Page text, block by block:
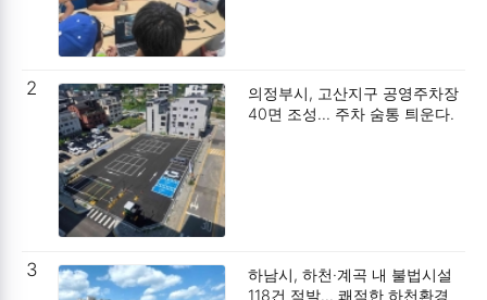
2
의정부시, 고산지구 공영주차장
40면 조성… 주차 숨통 틔운다.
3
하남시, 하천·계곡 내 불법시설
118건 적발… 쾌적한 하천환경